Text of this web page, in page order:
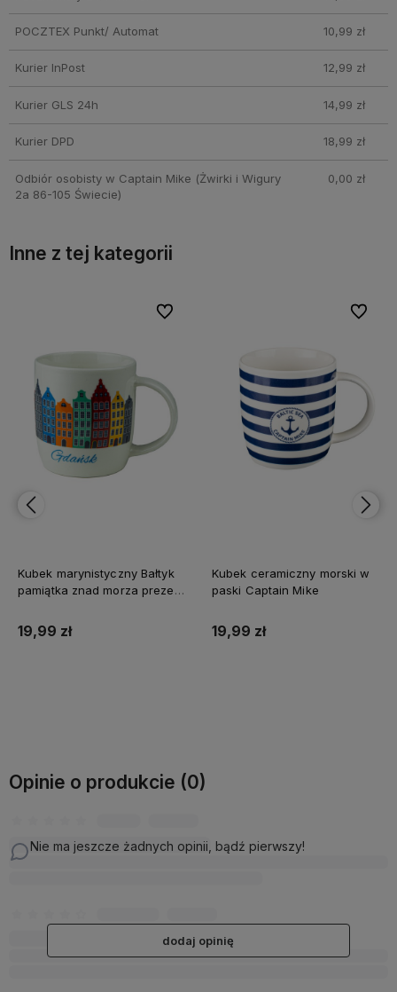
POCZTEX Punkt/ Automat 10,99 zł
Kurier InPost 12,99 zł
Kurier GLS 24h 14,99 zł
Kurier DPD 18,99 zł
Odbiór osobisty w Captain Mike (Żwirki i Wigury
2a 86-105 Świecie)
0,00 zł
Inne z tej kategorii
Kubek ceramiczny morski w
paski Captain Mike
19,99 zł
Do ulubionych
Do ulubionych
Kubek morski NAJLEPSZA
BABCIA pamiątka na prezent
19,99 zł
Do
Do
Opinie o produkcie (0)
Nie ma jeszcze żadnych opinii, bądź pierwszy!
dodaj opinię